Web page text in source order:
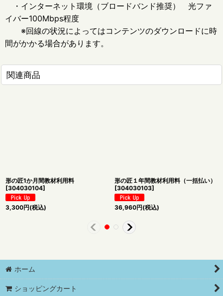
・インターネット環境（ブロードバンド推奨） 光ファ
イバー100Mbps程度
※回線の状況によってはコンテンツのダウンロードに時
間がかかる場合があります。
関連商品
形の匠1か月間教材利用料
[304030104]
3,300円(税込)
形の匠１年間教材利用料（一括払い）
[304030103]
36,960円(税込)
ホーム
ショッピングカート